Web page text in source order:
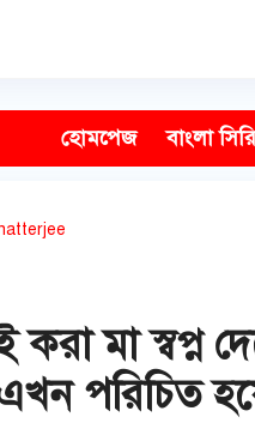
হোমপেজ বাংলা
মা স্বপ্ন
পরিচিত